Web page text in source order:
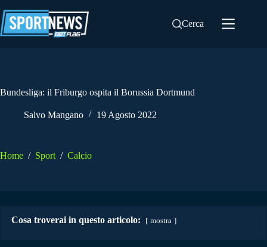
al
contenuto
Cerca
Bundesliga: il Friburgo ospita il Borussia Dortmund
Salvo Mangano 19 Agosto 2022
Home / Sport / Calcio
Cosa troverai in questo articolo: mostra